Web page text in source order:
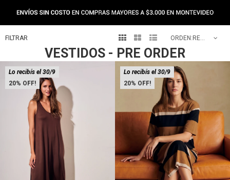
VESTIDOS - PRE ORDER
   RECOMENDADOS
20
Lo recibís el 30/9
20
Lo recibís el 30/9